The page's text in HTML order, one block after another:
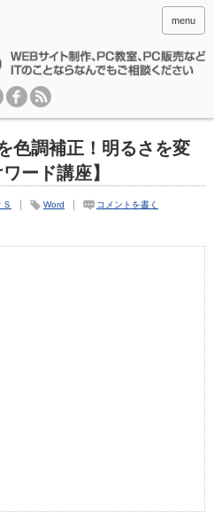
menu
色調補正！明るさを変
ード講座】
Ｓ Word コメントを書く